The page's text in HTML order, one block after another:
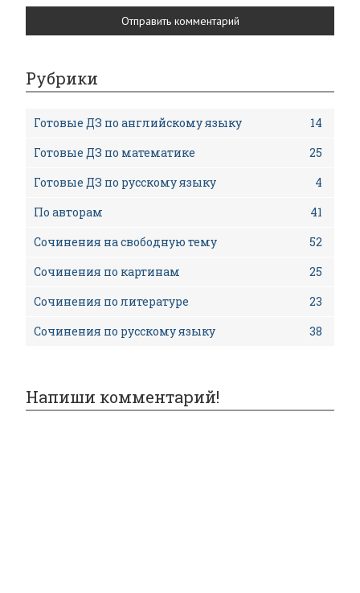
Рубрики
Готовые ДЗ по английскому языку
14
Готовые ДЗ по математике
25
Готовые ДЗ по русскому языку
4
По авторам
41
Сочинения на свободную тему
52
Сочинения по картинам
25
Сочинения по литературе
23
Сочинения по русскому языку
38
Напиши комментарий!